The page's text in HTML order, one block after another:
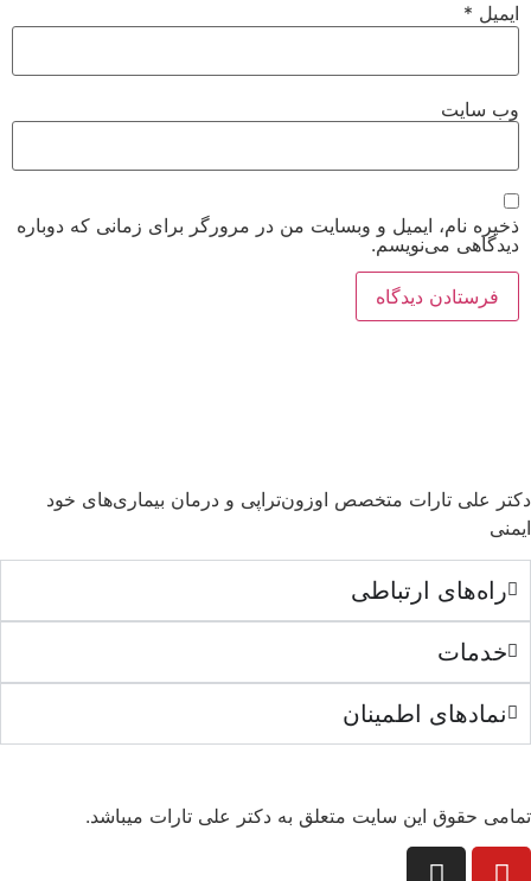
ایمیل *
وب‌ سایت
ذخیره نام، ایمیل و وبسایت من در مرورگر برای زمانی که دوباره
دیدگاهی می‌نویسم.
دکتر علی تارات متخصص اوزون‌تراپی و درمان بیماری‌های خود
ایمنی
راه‌های ارتباطی
خدمات
نمادهای اطمینان
تمامی حقوق این سایت متعلق به دکتر علی تارات میباشد.